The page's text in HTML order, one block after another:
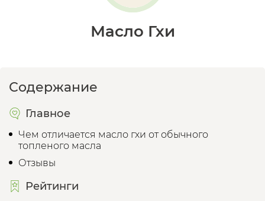
Масло Гхи
Содержание
Главное
Чем отличается масло гхи от обычного
топленого масла
Отзывы
Рейтинги